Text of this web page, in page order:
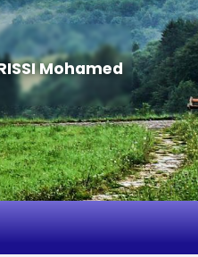
Mohamed